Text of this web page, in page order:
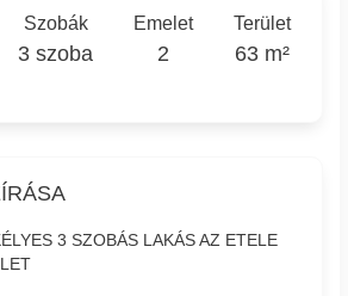
Szobák
3 szoba
Emelet
2
Terület
63 m²
3 SZOBÁS LAKÁS AZ ETELE